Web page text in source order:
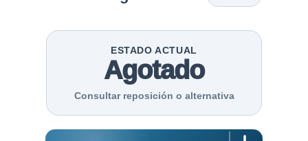
ESTADO ACTUAL
Agotado
Consultar reposición o alternativa